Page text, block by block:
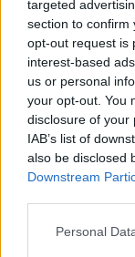
targeted
section to confirm
opt-out request is
interest-based
us or personal
your opt-out. You
disclosure of your
IAB’s list of
also be disclosed
Downstream
Personal
στο σφυρί
Ως
η
από την
Γεωργίου Α΄,
συνεργασία
Καραμήτσος
(Ελβετία)